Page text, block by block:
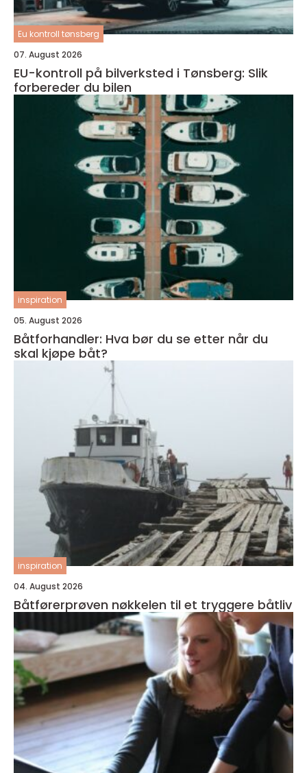
Eu kontroll tønsberg
07. August 2026
EU-kontroll på bilverksted i Tønsberg: Slik
forbereder du bilen
inspiration
05. August 2026
Båtforhandler: Hva bør du se etter når du
skal kjøpe båt?
inspiration
04. August 2026
Båtførerprøven nøkkelen til et tryggere båtliv